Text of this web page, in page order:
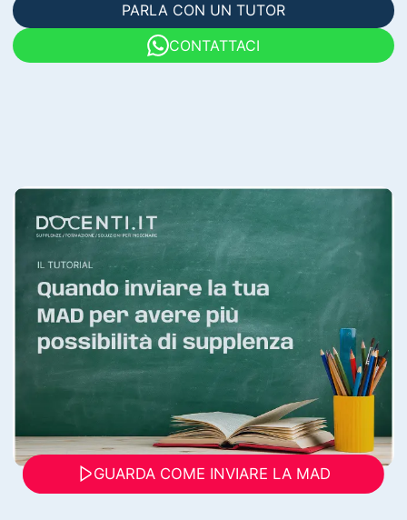
PARLA CON UN TUTOR
CONTATTACI
GUARDA COME INVIARE LA MAD